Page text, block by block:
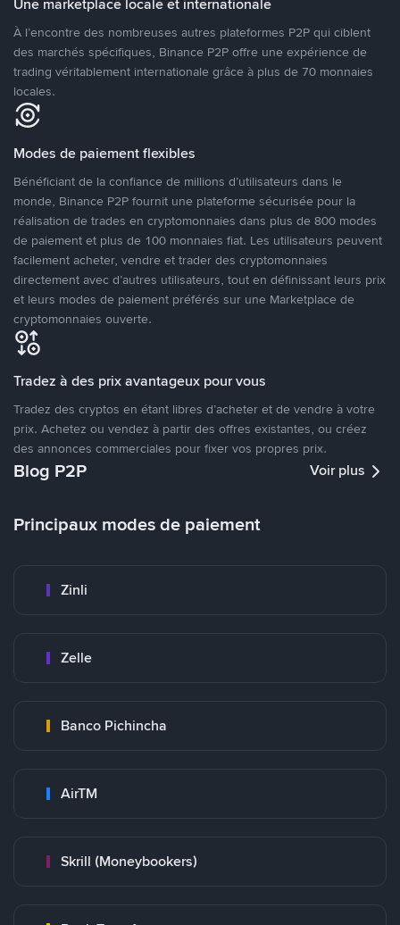
Une marketplace locale et internationale
À l’encontre des nombreuses autres plateformes P2P qui ciblent
des marchés spécifiques, Binance P2P offre une expérience de
trading véritablement internationale grâce à plus de 70 monnaies
locales.
Modes de paiement flexibles
Bénéficiant de la confiance de millions d’utilisateurs dans le
monde, Binance P2P fournit une plateforme sécurisée pour la
réalisation de trades en cryptomonnaies dans plus de 800 modes
de paiement et plus de 100 monnaies fiat. Les utilisateurs peuvent
facilement acheter, vendre et trader des cryptomonnaies
directement avec d’autres utilisateurs, tout en définissant leurs prix
et leurs modes de paiement préférés sur une Marketplace de
cryptomonnaies ouverte.
Tradez à des prix avantageux pour vous
Tradez des cryptos en étant libres d’acheter et de vendre à votre
prix. Achetez ou vendez à partir des offres existantes, ou créez
des annonces commerciales pour fixer vos propres prix.
Blog P2P Voir plus
Principaux modes de paiement
Zinli
Zelle
Banco Pichincha
AirTM
Skrill (Moneybookers)